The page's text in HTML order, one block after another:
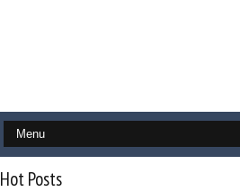
Hot Posts